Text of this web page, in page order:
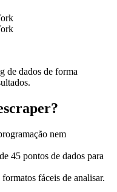
de dados de forma
nem
45 pontos de dados para
fáceis de analisar.